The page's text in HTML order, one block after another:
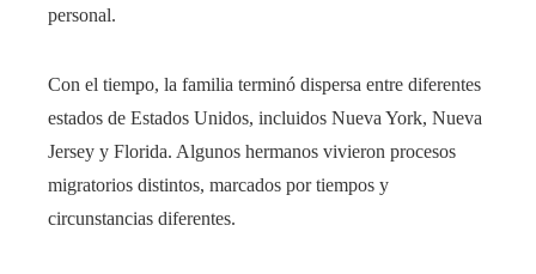
personal.
Con el tiempo, la familia terminó dispersa entre diferentes
estados de Estados Unidos, incluidos Nueva York, Nueva
Jersey y Florida. Algunos hermanos vivieron procesos
migratorios distintos, marcados por tiempos y
circunstancias diferentes.